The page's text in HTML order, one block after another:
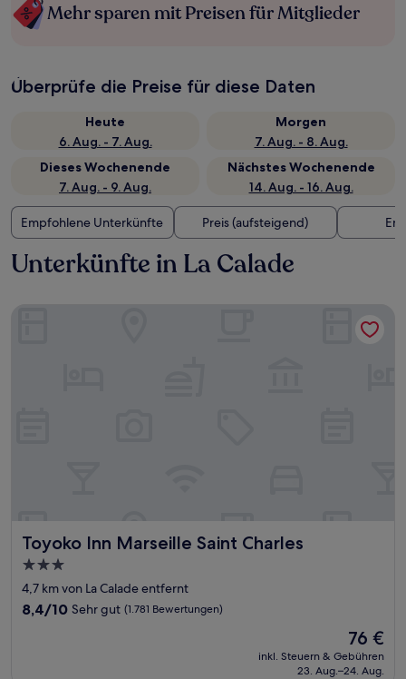
Mehr sparen mit Preisen für Mitglieder
Überprüfe die Preise für diese Daten
Heute
6. Aug. - 7. Aug.
Morgen
7. Aug. - 8. Aug.
Dieses Wochenende
7. Aug. - 9. Aug.
Nächstes Wochenende
14. Aug. - 16. Aug.
Empfohlene Unterkünfte Preis (aufsteigend)
Unterkünfte in La Calade
Toyoko Inn Marseille Saint Charles
Toyoko Inn Marseille Saint Charles
3.0-
Sterne-
Unterkunft
4,7 km von La Calade entfernt
8.4
8,4/10 Sehr gut (1.781 Bewertungen)
Der
Preis
beträgt
76 €
inkl. Steuern & Gebühren
23. Aug.–24. Aug.